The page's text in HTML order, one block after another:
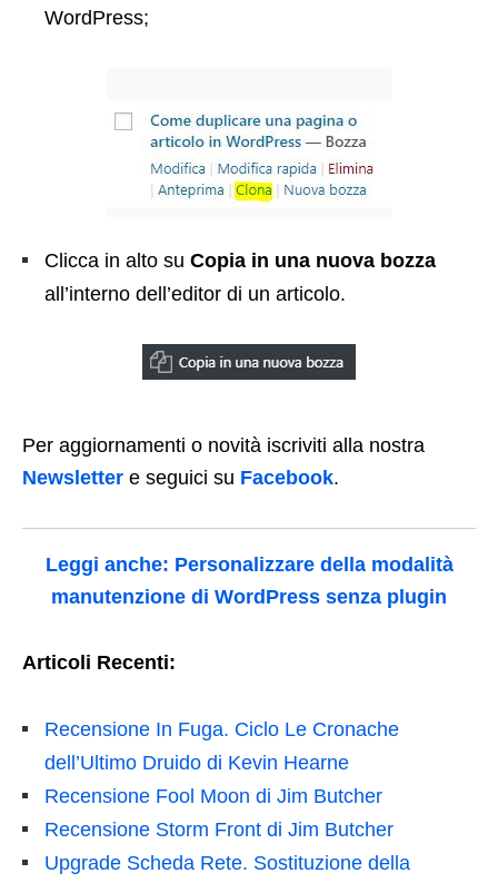
WordPress;
Clicca in alto su Copia in una nuova bozza
all’interno dell’editor di un articolo.
Per aggiornamenti o novità iscriviti alla nostra
Newsletter e seguici su Facebook.
Leggi anche: Personalizzare della modalità
manutenzione di WordPress senza plugin
Articoli Recenti:
Recensione In Fuga. Ciclo Le Cronache
dell’Ultimo Druido di Kevin Hearne
Recensione Fool Moon di Jim Butcher
Recensione Storm Front di Jim Butcher
Upgrade Scheda Rete. Sostituzione della